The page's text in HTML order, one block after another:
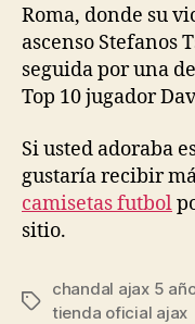
Roma, donde su
ascenso Stefanos
seguida por una
Top 10 jugador
Si usted adoraba
gustaría recibir
camisetas futbol
sitio.
Etiquetas
chandal ajax 5
tienda oficial ajax